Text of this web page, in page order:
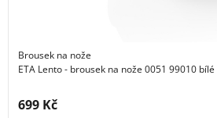
Brousek na nože
ETA Lento - brousek na nože 0051 99010 bílé
Cena s DPH:
699 Kč